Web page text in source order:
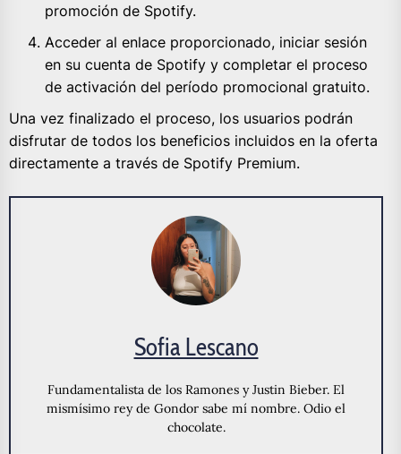
promoción de Spotify.
Acceder al enlace proporcionado, iniciar sesión
en su cuenta de Spotify y completar el proceso
de activación del período promocional gratuito.
Una vez finalizado el proceso, los usuarios podrán
disfrutar de todos los beneficios incluidos en la oferta
directamente a través de Spotify Premium.
Sofia Lescano
Fundamentalista de los Ramones y Justin Bieber. El
mismísimo rey de Gondor sabe mí nombre. Odio el
chocolate.